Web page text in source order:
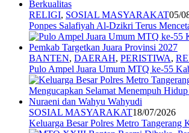
RELIGI, SOSIAL MASYARAKAT05/
Ponpes Salafiyah Al-Dzikri Terus
BANTEN, DAERAH, PERISTIWA,
Pulo Ampel Juara Umum MTQ ke-55
SOSIAL MASYARAKAT18/07/2026
Keluarga Besar Polres Metro